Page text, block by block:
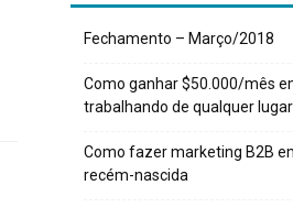
Fechamento – Março/2018
Como ganhar $50.000/mês
trabalhando de qualquer
Como fazer marketing B2B
recém-nascida